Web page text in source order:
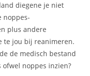
diegene je niet
noppes-
plus andere
te jou bij reanimeren.
de medisch bestand
noppes inzien?